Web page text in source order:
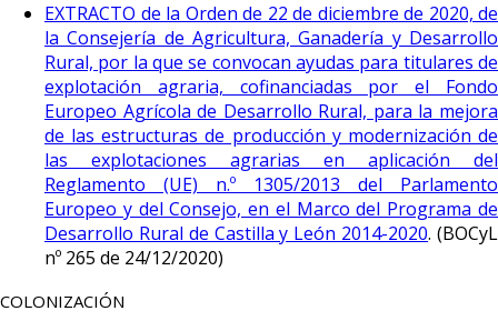
EXTRACTO de la Orden de 22 de diciembre de 2020, de
la Consejería de Agricultura, Ganadería y Desarrollo
Rural, por la que se convocan ayudas para titulares de
explotación agraria, cofinanciadas por el Fondo
Europeo Agrícola de Desarrollo Rural, para la mejora
de las estructuras de producción y modernización de
las explotaciones agrarias en aplicación del
Reglamento (UE) n.º 1305/2013 del Parlamento
Europeo y del Consejo, en el Marco del Programa de
Desarrollo Rural de Castilla y León 2014-2020. (BOCyL
nº 265 de 24/12/2020)
COLONIZACIÓN